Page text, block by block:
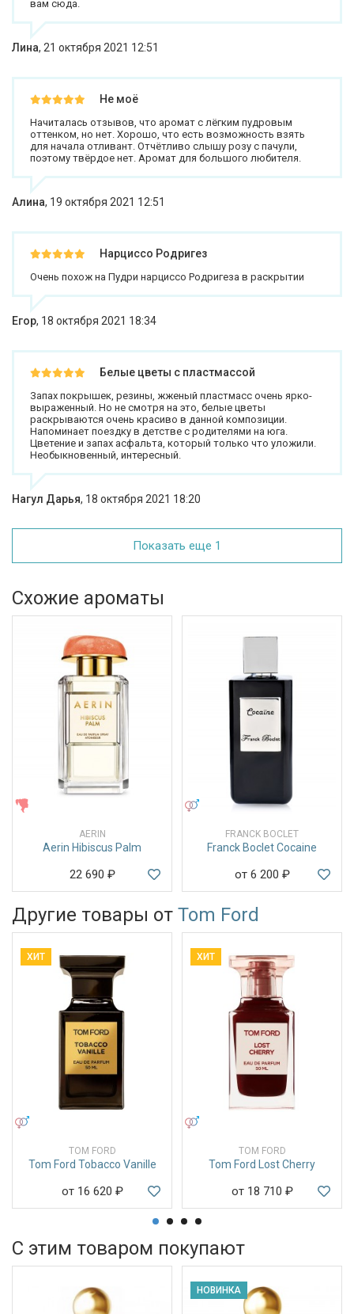
вам сюда.
Лина, 21 октября 2021 12:51
Не моё
Начиталась отзывов, что аромат с лёгким пудровым
оттенком, но нет. Хорошо, что есть возможность взять
для начала отливант. Отчётливо слышу розу с пачули,
поэтому твёрдое нет. Аромат для большого любителя.
Алина, 19 октября 2021 12:51
Нарциссо Родригез
Очень похож на Пудри нарциссо Родригеза в раскрытии
Егор, 18 октября 2021 18:34
Белые цветы с пластмассой
Запах покрышек, резины, жженый пластмасс очень ярко-
выраженный. Но не смотря на это, белые цветы
раскрываются очень красиво в данной композиции.
Напоминает поездку в детстве с родителями на юга.
Цветение и запах асфальта, который только что уложили.
Необыкновенный, интересный.
Нагул Дарья, 18 октября 2021 18:20
Показать еще 1
Схожие ароматы
AERIN
Aerin Hibiscus Palm
22 690 ₽
УНИСЕКС
FRANCK BOCLET
Franck Boclet Cocaine
от 6 200 ₽
Другие товары от Tom Ford
ХИТ
TOM FORD
Tom Ford Tobacco Vanille
от 16 620 ₽
ХИТ
TOM FORD
Tom Ford Lost Cherry
от 18 710 ₽
С этим товаром покупают
НОВИНКА